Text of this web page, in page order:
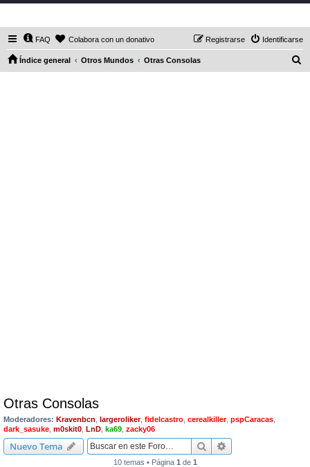
FAQ Colabora con un donativo Identificarse
Registrarse
Índice general Otros Mundos Otras Consolas
Otras Consolas
Moderadores: Kravenbcn largeroliker, fidelcastro cerealkiller, pspCaracas
dark_sasuke m0skit0 LnD ka69 zacky06
Nuevo Tema Buscar
10 temas • Página 1 de 1